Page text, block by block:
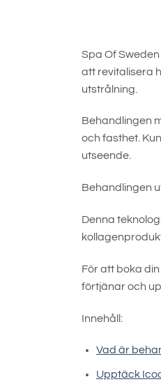
Spa Of
att revitalisera
utstrålning.
Behandlingen
och fasthet.
utseende.
Behandlingen
Denna
För att boka
förtjänar och
Innehåll:
Vad är
Upptäck